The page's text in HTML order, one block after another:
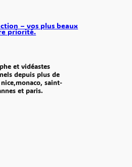
– vos plus beaux
priorité.
et vidéastes
depuis plus de
saint-
et paris.